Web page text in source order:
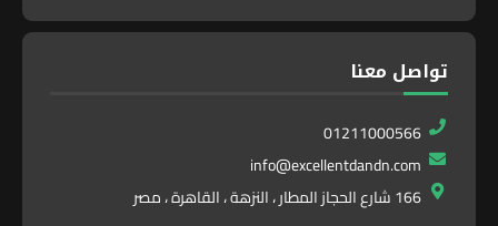
تواصل معنا
01211000566
info@excellentdandn.com
166 شارع الحجاز المطار ، النزهة ، القاهرة ، مصر